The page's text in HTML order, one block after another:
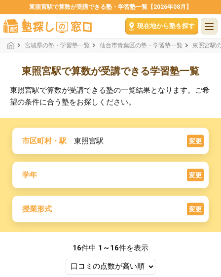
東照宮駅で算数が受講できる塾・学習塾一覧【2026年08月】
現在地から塾を探す
宮城県の塾・学習塾一覧 仙台市青葉区の塾・学習塾一覧 東照宮駅
東照宮駅で算数が受講できる学習塾一覧
東照宮駅で算数が受講できる塾の一覧結果となります。ご希
望の条件に合う塾をお探しください。
市区町村・駅 東照宮駅 変更
学年 変更
授業形式 変更
16件中 1～16件を表示